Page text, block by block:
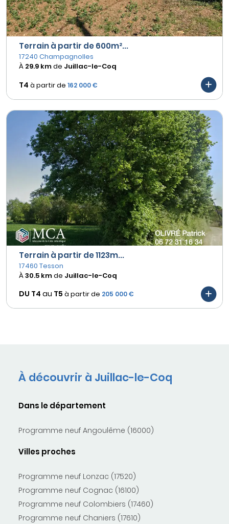
Terrain à partir de 600m²...
17240 Champagnolles
À 29.9 kmde Juillac-le-Coq
T4 à partir de 162 000 €
Terrain à partir de 1123m...
17460 Tesson
À30.5 kmde Juillac-le-Coq
DU T4 au T5 à partir de 205 000 €
À découvrir à Juillac-le-Coq
Dans le département
Programme neuf Angoulême (16000)
Villes proches
Programme neuf Lonzac (17520)
Programme neuf Cognac (16100)
Programme neuf Colombiers (17460)
Programme neuf Chaniers (17610)